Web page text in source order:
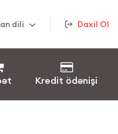
dili Daxil Ol
Kredit ödənişi